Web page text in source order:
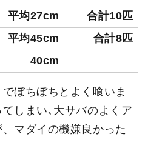
平均27cm 合計10匹
平均45cm 合計8匹
40cm
ぼちぼちとよく喰いま
しまい､大サバのよくア
マダイの機嫌良かった